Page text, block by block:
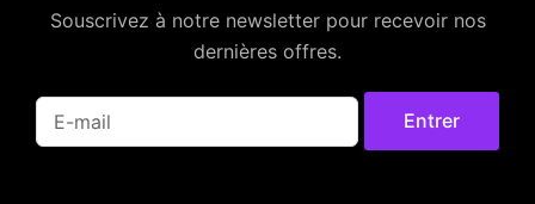
Souscrivez à notre newsletter pour recevoir nos
dernières offres.
Entrer